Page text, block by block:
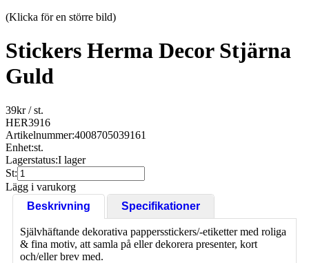
(Klicka för en större bild)
Stickers Herma Decor Stjärna
Guld
39kr/ st.
HER3916
Artikelnummer:4008705039161
Enhet:st.
Lagerstatus:I lager
St:
Lägg i varukorg
Beskrivning
Specifikationer
Självhäftande dekorativa pappersstickers/-etiketter med roliga
& fina motiv, att samla på eller dekorera presenter, kort
och/eller brev med.